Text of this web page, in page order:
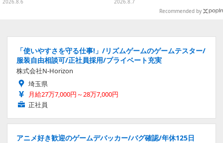
2026.8.6
など自由度高め
2026.8.7
Recommended by
「使いやすさを守る仕事!」/リズムゲームのゲームテスター/
服装自由相談可/正社員採用/プライベート充実
株式会社N-Horizon
埼玉県
月給27万7,000円～28万7,000円
正社員
アニメ好き歓迎のゲームデバッカー/バグ確認/年休125日